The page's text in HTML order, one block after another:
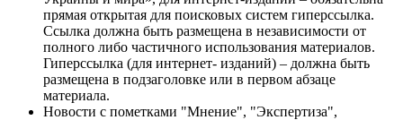
прямая открытая для поисковых систем гиперссылка.
Ссылка должна быть размещена в независимости от
полного либо частичного использования материалов.
Гиперссылка (для интернет- изданий) – должна быть
размещена в подзаголовке или в первом абзаце
материала.
Новости с пометками "Мнение", "Экспертиза",